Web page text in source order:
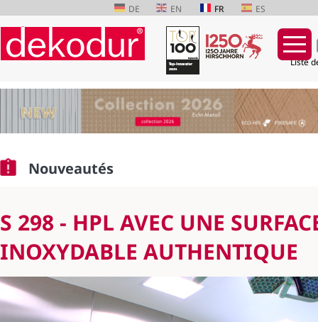
DE EN FR ES
Liste
Aller
contenu
Nouveautés
S 298 - HPL AVEC UNE
INOXYDABLE AUTHENTIQUE